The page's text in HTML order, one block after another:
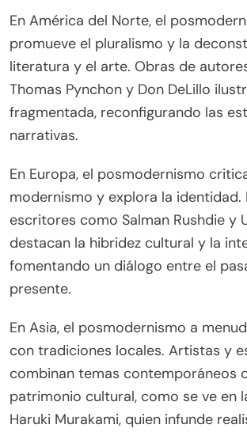
En América del Norte, el
promueve el pluralismo y la
literatura y el arte. Obras de
Thomas Pynchon y Don DeLillo
fragmentada, reconfigurando las
narrativas.
En Europa, el posmodernismo
modernismo y explora la identidad.
escritores como Salman Rushdie y
destacan la hibridez cultural y la
fomentando un diálogo entre el
presente.
En Asia, el posmodernismo a
con tradiciones locales. Artistas y
combinan temas contemporáneos
patrimonio cultural, como se ve en
Haruki Murakami, quien infunde